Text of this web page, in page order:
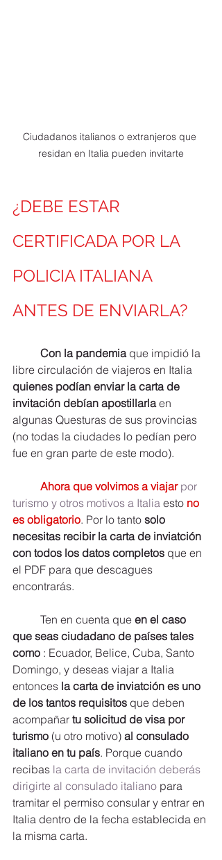
Ciudadanos italianos o extranjeros que
residan en Italia pueden invitarte
¿DEBE ESTAR
CERTIFICADA POR LA
POLICIA ITALIANA
ANTES DE ENVIARLA?
Con la pandemia que impidió la
libre circulación de viajeros en Italia
quienes podían enviar la carta de
invitación debían apostillarla en
algunas Questuras de sus provincias
(no todas la ciudades lo pedían pero
fue en gran parte de este modo).
Ahora que volvimos a viajar por
turismo y otros motivos a Italia esto no
es obligatorio. Por lo tanto solo
necesitas recibir la carta de inviatción
con todos los datos completos que en
el PDF para que descagues
encontrarás.
	Ten en cuenta que
en el caso
que seas ciudadano de países tales
como : Ecuador, Belice, Cuba, Santo
Domingo, y deseas viajar a Italia
entonces la carta de inviatción es uno
de los tantos requisitos que deben
acompañar tu solicitud de visa por
turismo (u otro motivo) al consulado
italiano en tu país. Porque cuando
recibas la carta de invitación deberás
dirigirte al consulado italiano para
tramitar el permiso consular y entrar en
Italia dentro de la fecha establecida en
la misma carta.